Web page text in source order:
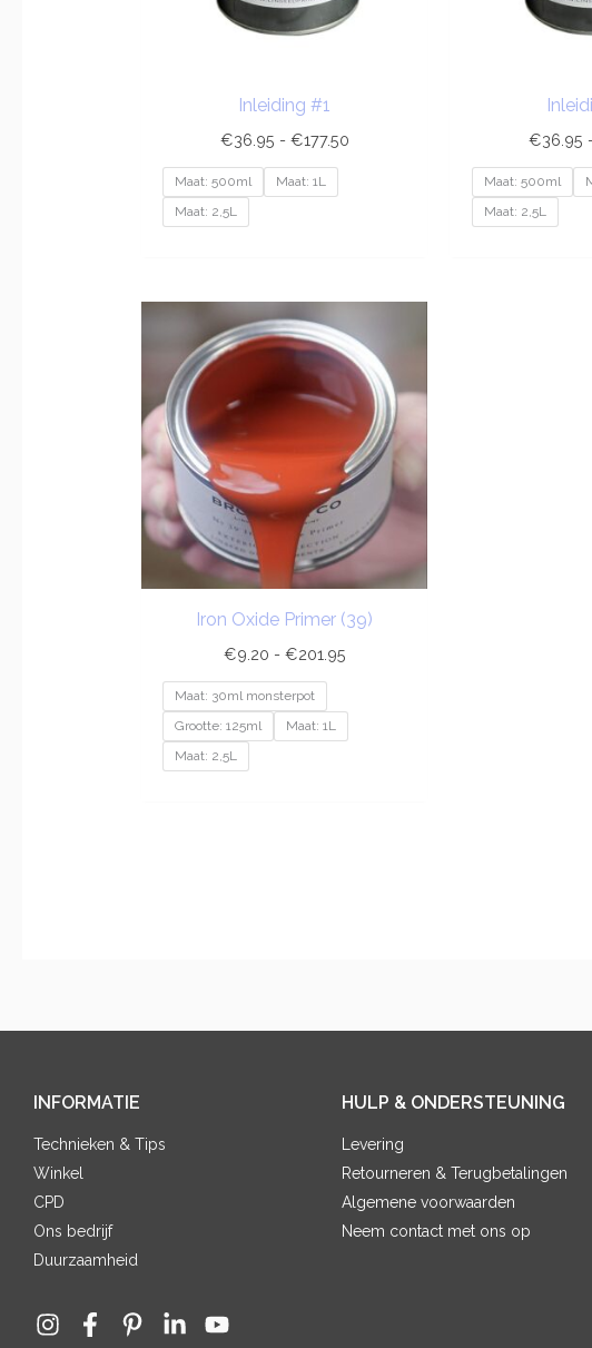
Inleiding #1
€36.95 - €177.50
Maat: 500ml
Maat: 1L
Maat: 2,5L
€36.95
Maat: 500ml
Maat: 2,5L
Iron Oxide Primer (39)
€9.20 - €201.95
€9.20
tot
€201.95
Maat: 30ml monsterpot
Grootte: 125ml
Maat: 1L
Maat: 2,5L
INFORMATIE
Technieken & Tips
Winkel
CPD
Ons bedrijf
Duurzaamheid
HULP & ONDERSTEUNING
Levering
Retourneren & Terugbetalingen
Algemene voorwaarden
Neem contact met ons op